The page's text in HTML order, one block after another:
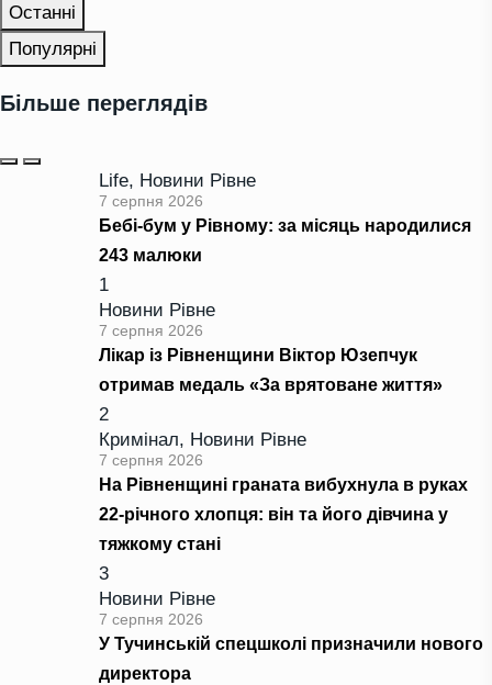
Останні
Популярні
Більше переглядів
Life, Новини Рівне
7 серпня 2026
Бебі-бум у Рівному: за місяць народилися
243 малюки
1
Новини Рівне
7 серпня 2026
Лікар із Рівненщини Віктор Юзепчук
отримав медаль «За врятоване життя»
2
Кримінал, Новини Рівне
7 серпня 2026
На Рівненщині граната вибухнула в руках
22-річного хлопця: він та його дівчина у
тяжкому стані
3
Новини Рівне
7 серпня 2026
У Тучинській спецшколі призначили нового
директора